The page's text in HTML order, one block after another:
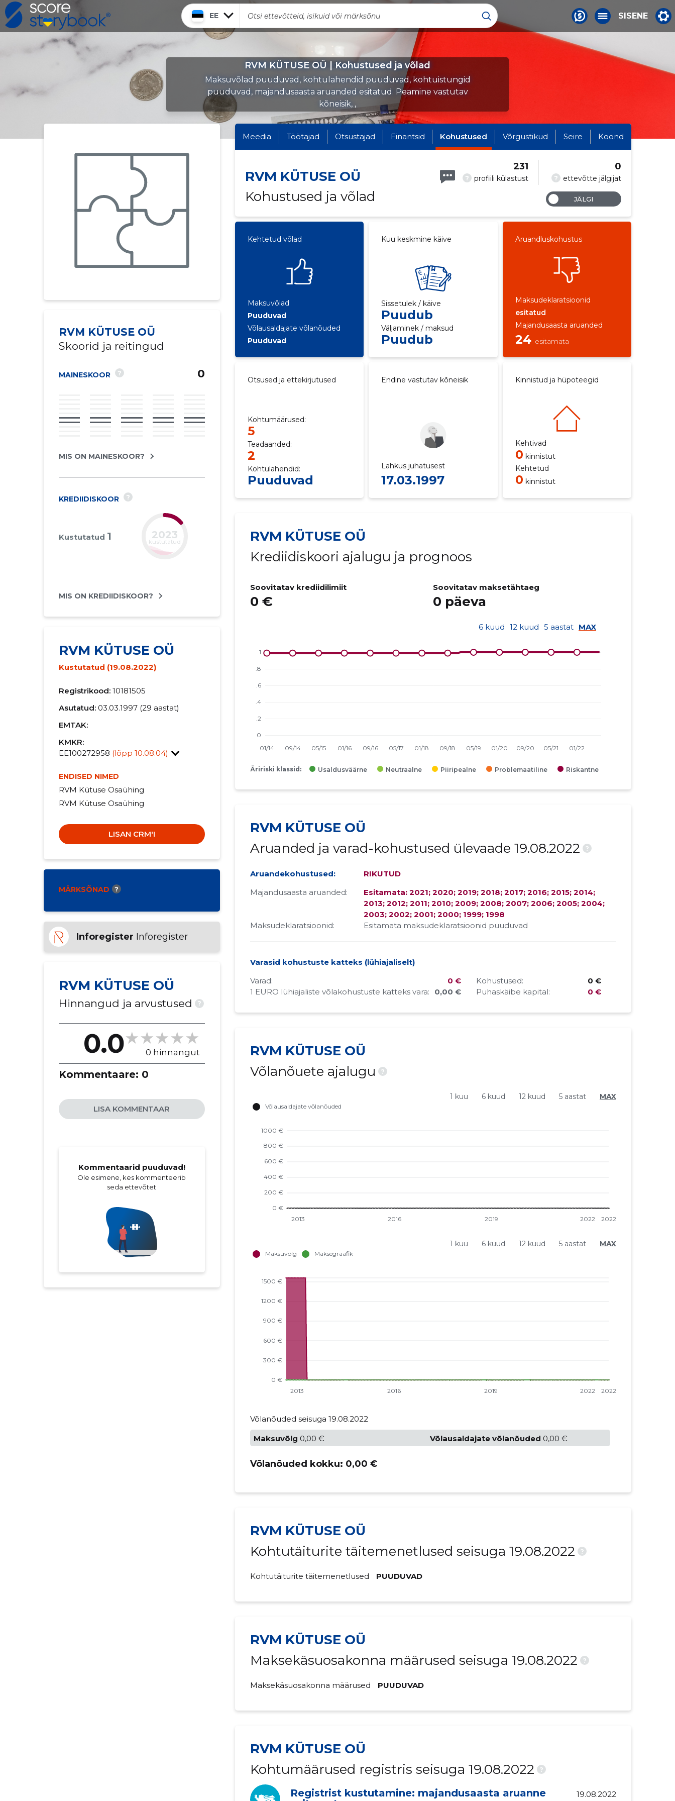
EE SISENE
RVM KÜTUSE OÜ | Kohustused ja võlad
Maksuvõlad puuduvad, kohtulahendid puuduvad, kohtuistungid
puuduvad, majandusaasta aruanded esitatud. Peamine vastutav
kõneisik, ,
RVM KÜTUSE OÜ
Skoorid ja reitingud
MAINESKOOR ? 0
MIS ON MAINESKOOR?
KREDIIDISKOOR ?
Kustutatud 1 2023
kustutatud
MIS ON KREDIIDISKOOR?
RVM KÜTUSE OÜ
Kustutatud (19.08.2022)
Registrikood: 10181505
Asutatud: 03.03.1997 (29 aastat)
EMTAK:
KMKR:
EE100272958 (lõpp 10.08.04)
ENDISED NIMED
RVM Kütuse Osaühing
RVM Kütuse Osaühing
LISAN CRM'I
MÄRKSÕNAD ?
Inforegister Inforegister
RVM KÜTUSE OÜ
Hinnangud ja arvustused ?
0.0 0 hinnangut
Kommentaare: 0
LISA KOMMENTAAR
Kommentaarid puuduvad!
Ole esimene, kes kommenteerib
seda ettevõtet
Meedia Töötajad Otsustajad Finantsid Kohustused Võrgustikud Seire Koond
RVM KÜTUSE OÜ
Kohustused ja võlad
? profiili külastust
231
? ettevõtte jälgijat
0
JÄLGI
Kehtetud võlad
Maksuvõlad
Puuduvad
Võlausaldajate võlanõuded
Puuduvad
Kuu keskmine käive
Sissetulek / käive
Puudub
Väljaminek / maksud
Puudub
Aruandluskohustus
Maksudeklaratsioonid
esitatud
Majandusaasta aruanded
24 esitamata
Otsused ja ettekirjutused
Kohtumäärused:
5
Teadaanded:
2
Kohtulahendid:
Puuduvad
Endine vastutav kõneisik
Lahkus juhatusest
17.03.1997
Kinnistud ja hüpoteegid
Kehtivad
0 kinnistut
Kehtetud
0 kinnistut
RVM KÜTUSE OÜ
Krediidiskoori ajalugu ja prognoos
Soovitatav krediidilimiit
0 €
Soovitatav maksetähtaeg
0 päeva
6 kuud 12 kuud 5 aastat MAX
Äririski klassid: Usaldusväärne Neutraalne Piiripealne Problemaatiline Riskantne
RVM KÜTUSE OÜ
Aruanded ja varad-kohustused ülevaade 19.08.2022
?
Aruandekohustused:
RIKUTUD
Majandusaasta aruanded:
Esitamata: 2021; 2020; 2019; 2018; 2017; 2016; 2015; 2014;
2013; 2012; 2011; 2010; 2009; 2008; 2007; 2006; 2005; 2004;
2003; 2002; 2001; 2000; 1999; 1998
Maksudeklaratsioonid:
Esitamata maksudeklaratsioonid puuduvad
Varasid kohustuste katteks (lühiajaliselt)
Varad:
0 €
1 EURO lühiajaliste võlakohustuste katteks vara:
0,00 €
Kohustused:
0 €
Puhaskäibe kapital:
0 €
RVM KÜTUSE OÜ
Võlanõuete ajalugu
?
1 kuu 6 kuud 12 kuud 5 aastat MAX
1 kuu 6 kuud 12 kuud 5 aastat MAX
Võlanõuded seisuga 19.08.2022
Maksuvõlg 0,00 € Võlausaldajate võlanõuded 0,00 €
Võlanõuded kokku: 0,00 €
RVM KÜTUSE OÜ
Kohtutäiturite täitemenetlused seisuga 19.08.2022
?
Kohtutäiturite täitemenetlused PUUDUVAD
RVM KÜTUSE OÜ
Maksekäsuosakonna määrused seisuga 19.08.2022
?
Maksekäsuosakonna määrused PUUDUVAD
RVM KÜTUSE OÜ
Kohtumäärused registris seisuga 19.08.2022
?
Registrist kustutamine: majandusaasta aruanne
19.08.2022